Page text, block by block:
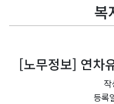
복
[노무정보] 연차
작
등록